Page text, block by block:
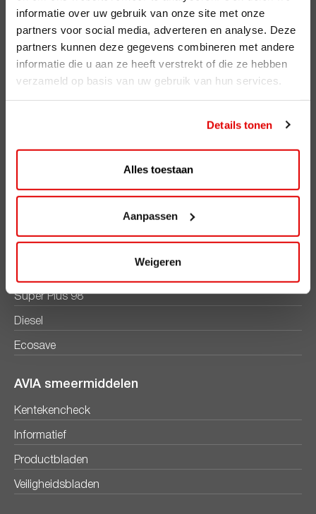
informatie over uw gebruik van onze site met onze
partners voor social media, adverteren en analyse. Deze
partners kunnen deze gegevens combineren met andere
informatie die u aan ze heeft verstrekt of die ze hebben
verzameld op basis van uw gebruik van hun services.
Details tonen
Alles toestaan
Aanpassen
Weigeren
ViaAVIA
ViaAVIA
AVIA brandstoffen
Super Plus 98
Diesel
Ecosave
AVIA smeermiddelen
Kentekencheck
Informatief
Productbladen
Veiligheidsbladen